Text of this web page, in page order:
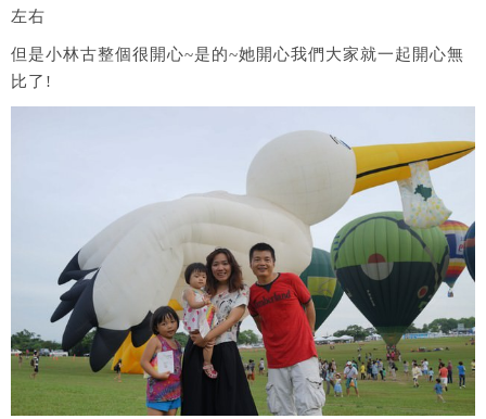
左右
但是小林古整個很開心~是的~她開心我們大家就一起開心無
比了!